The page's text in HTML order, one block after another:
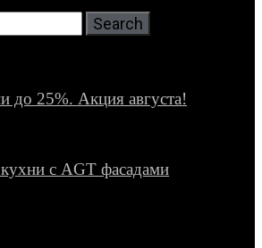
Search
до 25%. Акция августа!
с AGT фасадами